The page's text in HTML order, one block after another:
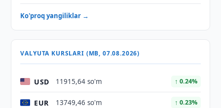
Ko'proq yangiliklar →
VALYUTA KURSLARI (MB, 07.08.2026)
USD 11915,64 so'm ↑ 0.24%
EUR 13749,46 so'm ↑ 0.23%